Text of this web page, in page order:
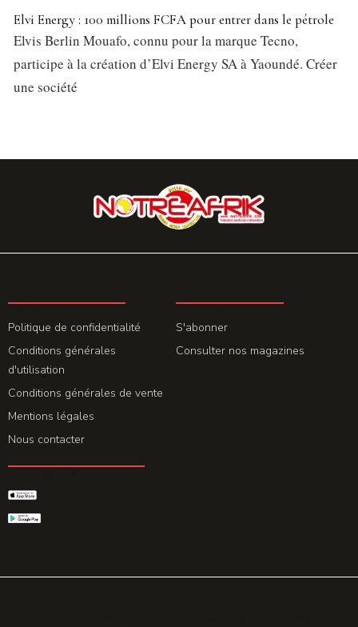
Elvi Energy : 100 millions FCFA pour entrer dans le pétrole
Elvis Berlin Mouafo, connu pour la marque Tecno,
participe à la création d’Elvi Energy SA à Yaoundé. Créer
une société
Politique de confidentialité
Conditions générales
d'utilisation
Conditions générales de vente
Mentions légales
Nous contacter
S'abonner
Consulter nos magazines